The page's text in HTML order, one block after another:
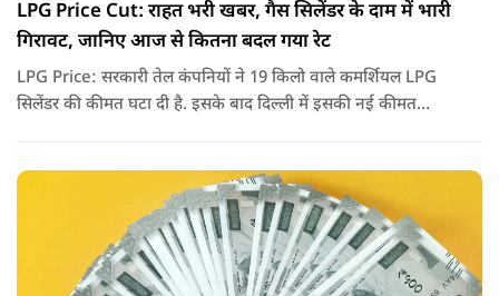
LPG Price Cut: राहत भरी खबर, गैस सिलेंडर के दाम में भारी
गिरावट, जानिए आज से कितना बदल गया रेट
LPG Price: सरकारी तेल कंपनियों ने 19 किलो वाले कमर्शियल LPG
सिलेंडर की कीमत घटा दी है. इसके बाद दिल्ली में इसकी नई कीमत